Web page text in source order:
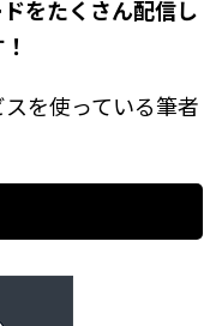
をたくさん配信し
を使っている筆者